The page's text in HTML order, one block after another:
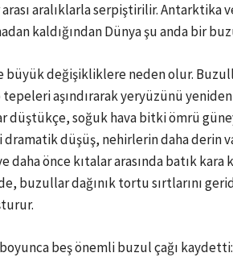
aralıklarla serpiştirilir. Antarktika
kaldığından Dünya şu anda bir
büyük değişikliklere neden olur.
tepeleri aşındırarak yeryüzünü
düştükçe, soğuk hava bitki ömrü
düşüş, nehirlerin daha derin
daha önce kıtalar arasında batık kara
buzullar dağınık tortu sırtlarını
beş önemli buzul çağı